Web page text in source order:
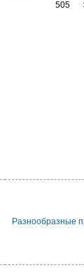
Разнообразные